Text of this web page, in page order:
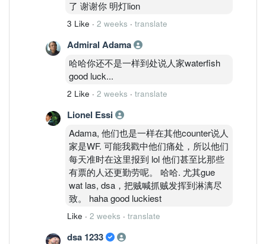
了 谢谢你 明灯lion
3 Like · 2 weeks · translate
Admiral Adama
哈哈你还不是一样到处说人家waterfish
good luck...
2 Like · 2 weeks · translate
Lionel Essi
Adama, 他们也是一样在其他counter说人
家是WF. 可能我戳中他们痛处，所以他们
每天准时在这里报到 lol 他们甚至比那些
有票的人还更勤劳呢。 哈哈. 尤其gue
wat las, dsa，把贼喊抓贼发挥到淋漓尽
致。 haha good luckiest
Like · 2 weeks · translate
dsa 1233